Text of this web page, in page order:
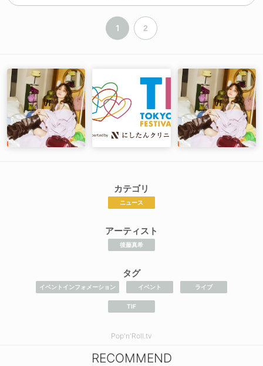
1 2
カテゴリ
ニュース
アーティスト
後藤真希
タグ
イベントインフォメーション イベント ライブ
TIF
Pop'n'Roll.tv
RECOMMEND